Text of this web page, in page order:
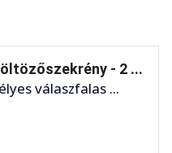
- 2 ...
válaszfalas ...